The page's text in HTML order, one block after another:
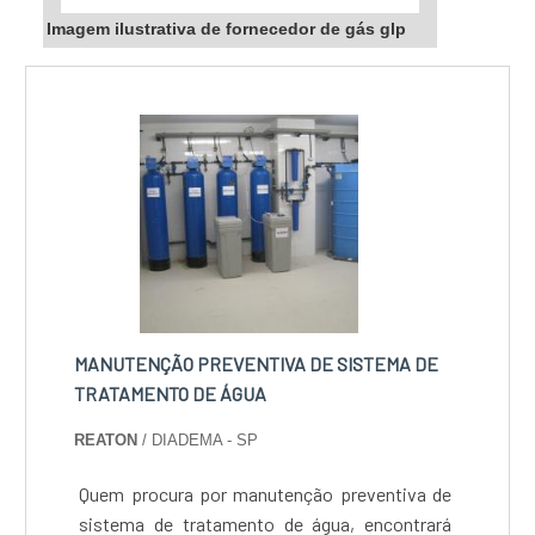
Imagem ilustrativa de fornecedor de gás glp
MANUTENÇÃO PREVENTIVA DE SISTEMA DE
TRATAMENTO DE ÁGUA
REATON / DIADEMA - SP
Quem procura por manutenção preventiva de
sistema de tratamento de água, encontrará